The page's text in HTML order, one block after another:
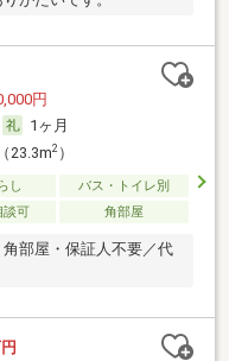
円
1ヶ月
23.3m2）
し
バス・トイレ別
談可 角部屋
部屋・保証人不要／代